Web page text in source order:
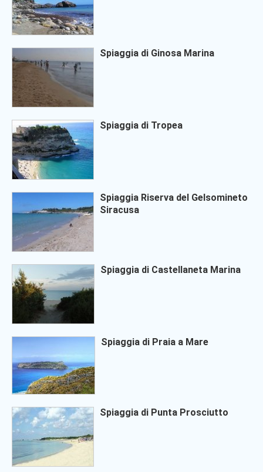
Spiaggia di Ginosa Marina
Spiaggia di Tropea
Spiaggia Riserva del Gelsomineto
Siracusa
Spiaggia di Castellaneta Marina
Spiaggia di Praia a Mare
Spiaggia di Punta Prosciutto